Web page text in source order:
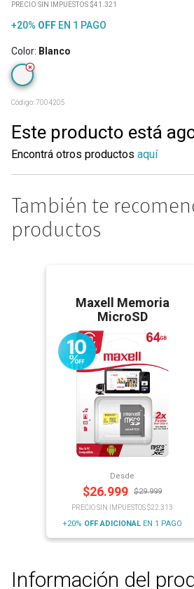
PRECIO SIN IMPUESTOS $41.321
+20% OFF EN 1 PAGO
Color: Blanco
Código:7004205
Este producto está
Encontrá otros productos aquí
También te
productos
Maxell Memoria
MicroSD
Desde
$26.999 $29.999
PRECIO SIN IMPUESTOS $22.313
+20% OFF ADICIONAL EN 1 PAGO
Información del